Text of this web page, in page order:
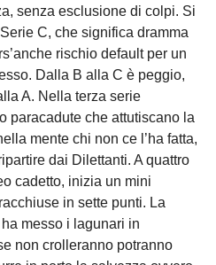
senza esclusione di colpi. Si
C, che significa dramma
rischio default per un
Dalla B alla C è peggio,
A. Nella terza serie
paracadute che attutiscano la
mente chi non ce l’ha fatta,
dai Dilettanti. A quattro
cadetto, inizia un mini
in sette punti. La
messo i lagunari in
non crolleranno potranno